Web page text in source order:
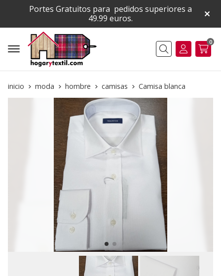
Portes Gratuitos para pedidos superiores a
49.99 euros.
Buscar
0
inicio moda hombre camisas Camisa blanca